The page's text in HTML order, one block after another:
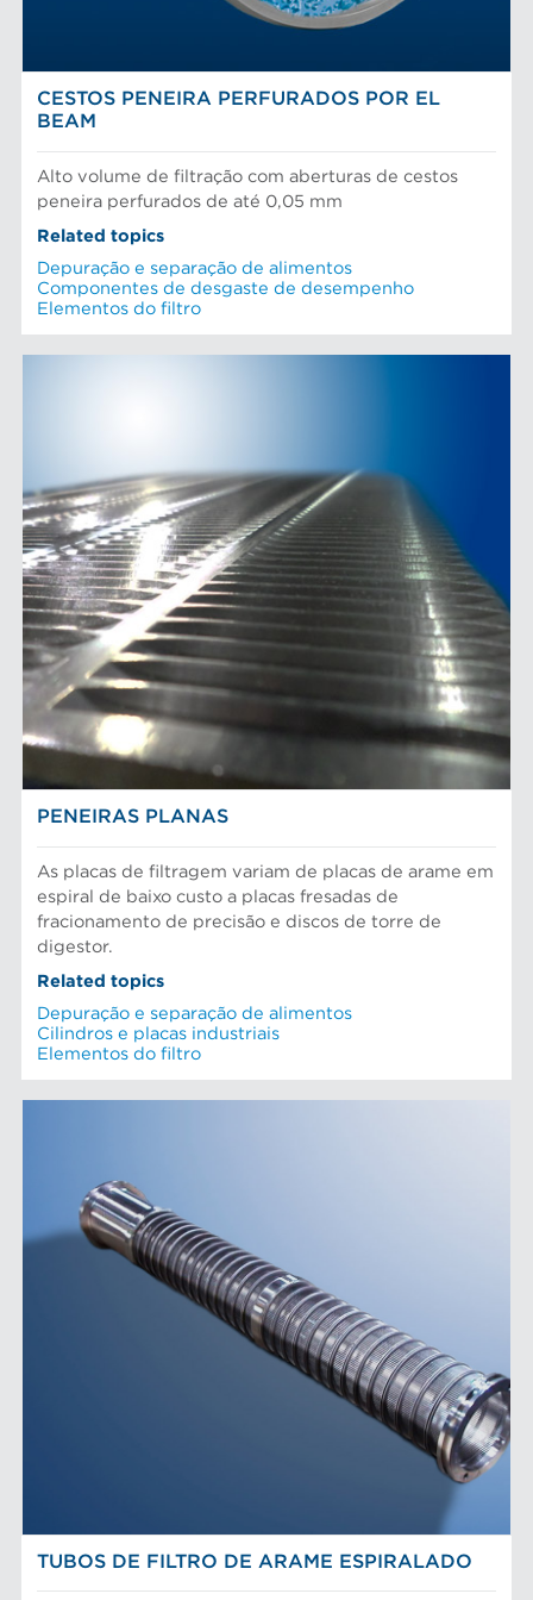
CESTOS PENEIRA PERFURADOS POR EL
BEAM
Alto volume de filtração com aberturas de cestos
peneira perfurados de até 0,05 mm
Related topics
Depuração e separação de alimentos
Componentes de desgaste de desempenho
Elementos do filtro
PENEIRAS PLANAS
As placas de filtragem variam de placas de arame em
espiral de baixo custo a placas fresadas de
fracionamento de precisão e discos de torre de
digestor.
Related topics
Depuração e separação de alimentos
Cilindros e placas industriais
Elementos do filtro
TUBOS DE FILTRO DE ARAME ESPIRALADO